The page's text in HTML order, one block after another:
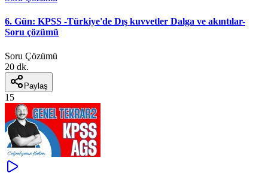
6. Gün: KPSS -Türkiye'de Dış kuvvetler Dalga ve akıntılar-
Soru çözümü
Soru Çözümü
20 dk.
Paylaş
15